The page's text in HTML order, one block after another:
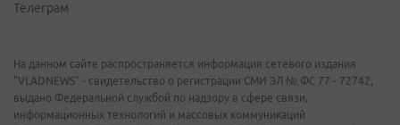
Телеграм
На данном сайте распространяется информация сетевого издания
"VLADNEWS" - свидетельство о регистрации СМИ ЭЛ № ФС 77 - 72742,
выдано Федеральной службой по надзору в сфере связи,
информационных технологий и массовых коммуникаций